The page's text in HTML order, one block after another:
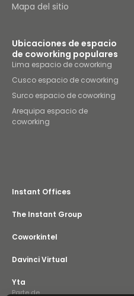
Mapa del sitio
Ubicaciones de espacio
de coworking populares
Lima espacio de coworking
Cusco espacio de coworking
Surco espacio de coworking
Arequipa espacio de
coworking
Instant Offices
The Instant Group
Coworkintel
Davinci Virtual
Yta
Parte de